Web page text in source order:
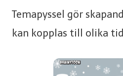
Temapyssel gör
kan kopplas till olika